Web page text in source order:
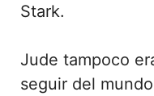
Stark.
Jude tampoco
seguir del